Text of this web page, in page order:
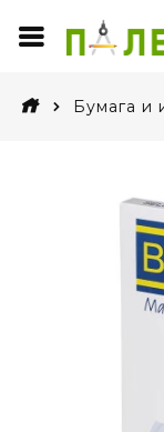
Бумага и